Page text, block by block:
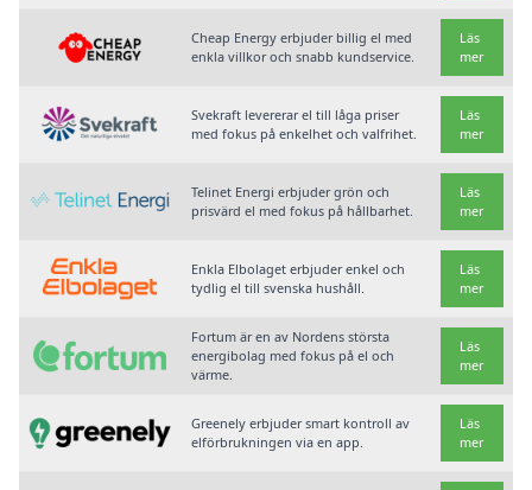
Cheap Energy erbjuder billig el med
enkla villkor och snabb kundservice.
Läs
mer
Svekraft levererar el till låga priser
med fokus på enkelhet och valfrihet.
Läs
mer
Telinet Energi erbjuder grön och
prisvärd el med fokus på hållbarhet.
Läs
mer
Enkla Elbolaget erbjuder enkel och
tydlig el till svenska hushåll.
Läs
mer
Fortum är en av Nordens största
energibolag med fokus på el och
värme.
Läs
mer
Greenely erbjuder smart kontroll av
elförbrukningen via en app.
Läs
mer